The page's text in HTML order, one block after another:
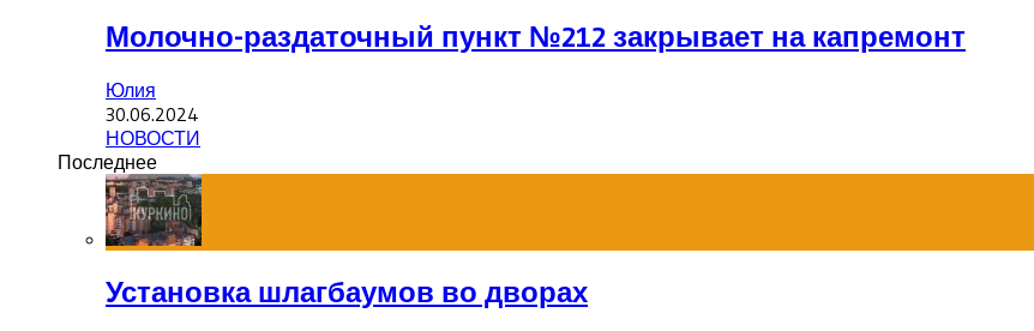
Молочно-раздаточный пункт №212 закрывает на капремонт
Юлия
30.06.2024
НОВОСТИ
Последнее
Установка шлагбаумов во дворах